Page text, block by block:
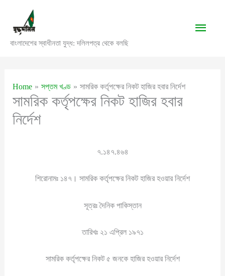
content
বাংলাদেশের স্বাধীনতা যুদ্ধ: দলিলপত্র থেকে বলছি
Main
Home সপ্তম খণ্ড সামরিক কর্তৃপক্ষের নিকট হাজির হবার নির্দেশ
সামরিক কর্তৃপক্ষের নিকট হাজির হবার
নির্দেশ
৭.১৪৭.৪৬৪
শিরোনামঃ ১৪৭। সামরিক কর্তৃপক্ষের নিকট হাজির হওয়ার নির্দেশ
সূত্রঃ দৈনিক পাকিস্তান
তারিখঃ ২১ এপ্রিল ১৯৭১
সামরিক কর্তৃপক্ষের নিকট ৫ জনকে হাজির হওয়ার নির্দেশ